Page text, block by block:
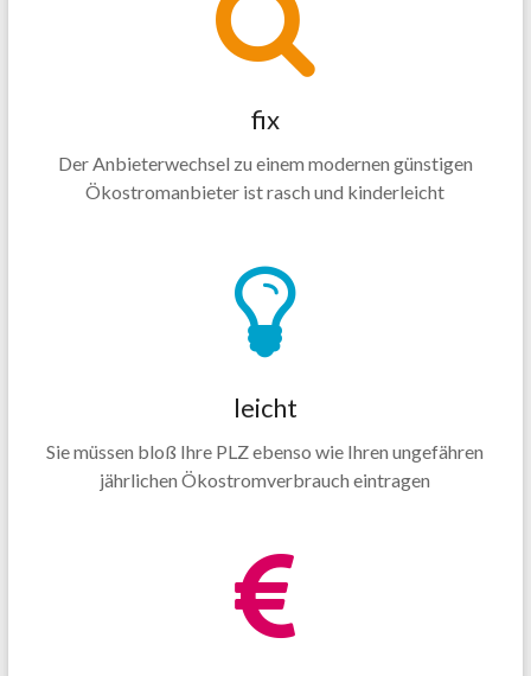
fix
Der Anbieterwechsel zu einem modernen günstigen
Ökostromanbieter ist rasch und kinderleicht
leicht
Sie müssen bloß Ihre PLZ ebenso wie Ihren ungefähren
jährlichen Ökostromverbrauch eintragen